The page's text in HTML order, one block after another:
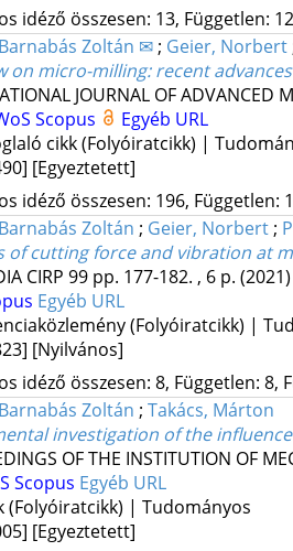
idéző összesen: 13, Független:
Zoltán ✉; Geier, Norbert
on micro-milling: recent
JOURNAL OF ADVANCED
Scopus
Egyéb URL
cikk (Folyóiratcikk) |
[Egyeztetett]
idéző összesen: 196, Független:
Zoltán ; Geier, Norbert;
of cutting force and vibration at
CIRP 99 pp. 177-182. , 6 p. (2021)
Egyéb URL
(Folyóiratcikk) |
[Nyilvános]
idéző összesen: 8, Független: 8,
Zoltán ; Takács, Márton
investigation of the
OF THE INSTITUTION OF
Scopus Egyéb URL
(Folyóiratcikk) | Tudományos
[Egyeztetett]